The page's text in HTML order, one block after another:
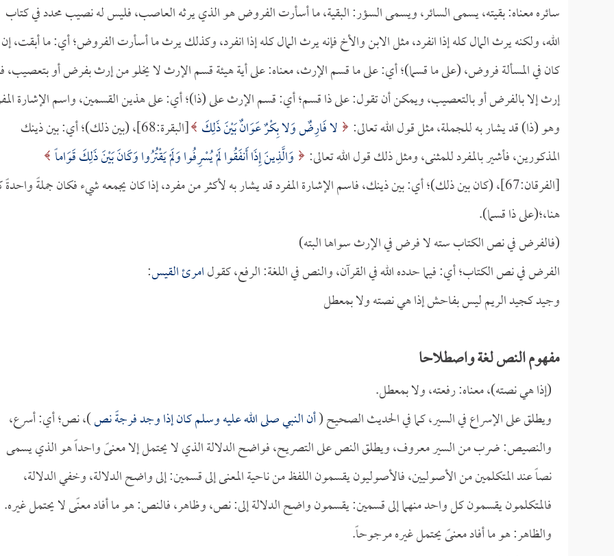
سائره معناه: بقيته، يسمى السائر، ويسمى السؤر: البقية، ما أسأرت الفروض هو الذي يرثه العاصب، فليس له نصيب محدد في كتاب
الله، ولكنه يرث المال كله إذا انفرد، مثل الابن والأخ فإنه يرث المال كله إذا انفرد، وكذلك يرث ما أسأرت الفروض؛ أي: ما أبقت، إن
كان في المسألة فروض، (على ما قسما)؛ أي: على ما قسم الإرث، معناه: على أية هيئة قسم الإرث لا يخلو من إرث بفرض أو بتعصيب،
إرث إلا بالفرض أو بالتعصيب، ويمكن أن تقول: على ذا قسم؛ أي: قسم الإرث على (ذا)؛ أي: على هذين القسمين، واسم الإشارة
وهو (ذا) قد يشار به للجملة، مثل قول الله تعالى:
لا فَارِضٌ وَلا بِكْرٌ عَوَانٌ بَيْنَ ذَلِكَ
[البقرة:68]، (بين ذلك)؛ أي: بين ذينك
المذكورين، فأشير بالمفرد للمثنى، ومثل ذلك قول الله تعالى:
وَالَّذِينَ إِذَا أَنفَقُوا لَمْ يُسْرِفُوا وَلَمْ يَقْتُرُوا وَكَانَ بَيْنَ ذَلِكَ قَوَاماً
[الفرقان:67]، (كان بين ذلك)؛ أي: بين ذينك، فاسم الإشارة المفرد قد يشار به لأكثر من مفرد، إذا كان يجمعه شيء فكان جملةً واحدةً
هنا،؛(على ذا قسما).
(فالفرض في نص الكتاب سته لا فرض في الإرث سواها البته)
الفرض في نص الكتاب؛ أي: فيما حدده الله في القرآن، والنص في اللغة: الرفع، كقولامرئ القيس:
وجيد كجيد الريم ليس بفاحش إذا هي نصته ولا بمعطل
مفهوم النص لغة واصطلاحا
(إذا هي نصته)، معناه: رفعته، ولا بمعطل.
ويطلق على الإسراع في السير، كما في الحديث الصحيح (أن النبي صلى الله عليه وسلم كان إذا وجد فرجةً نص)، نص؛ أي: أسرع،
والنصيص: ضرب من السير معروف، ويطلق النص على التصريح، فواضح الدلالة الذي لا يحتمل إلا معنىً واحداً هو الذي يسمى
نصاً عند المتكلمين من الأصوليين، فالأصوليون يقسمون اللفظ من ناحية المعنى إلى قسمين: إلى واضح الدلالة، وخفي الدلالة،
فالمتكلمون يقسمون كل واحد منهما إلى قسمين: يقسمون واضح الدلالة إلى: نص، وظاهر، فالنص: هو ما أفاد معنًى لا يحتمل غيره.
والظاهر: هو ما أفاد معنىً يحتمل غيره مرجوحاً.